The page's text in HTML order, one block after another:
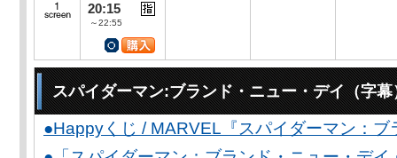
20:15
～22:55
スパイダーマン:ブランド・ニュー・デイ（字幕
●Happyくじ / MARVEL『スパイダーマン：